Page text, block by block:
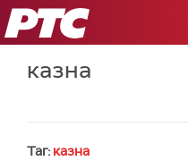
РТС
казна
Таг: казна